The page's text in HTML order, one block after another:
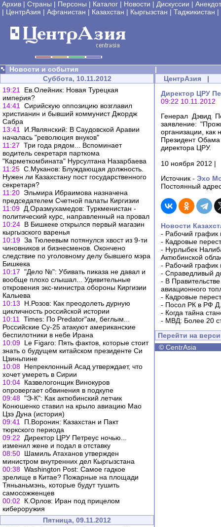
Архив | Страны | Персоны | Каталог | Новости | Дискуссии |
| ЦентрАзия | Афганистан | Казахстан | Кыргызстан | Таджикистан |
Новости и события
|
Суббота, 10.11.2012
19:21
Ев.Олейник: Новая Турецкая
империя?
14:41
Сирийскую оппозицию возглавил
христианин и бывший коммунист Джордж
Сабра
13:41
И.Являнский: В Саудовской Аравии
началась "революция внуков"
11:27 Три года рядом... Вспоминает
водитель секретаря парткома
"Карметкомбината" Нурсултана Назарбаева
11:25 С.Муканов: Блуждающая должность.
Нужен ли Казахстану пост государственного
секретаря?
11:20 Эльмира Ибраимова назначена
председателем Счетной палаты Киргизии
11:09 Д.Оразмухамедов: Туркменистан -
политический курс, направленный на провал
10:24 В Бишкеке открылся первый магазин
кыргызского варенья
10:19 За Тюлеевым потянулся хвост из 9-ти
чиновников и бизнесменов. Окончено
следствие по уголовному делу бывшего мэра
Бишкека
10:17 "Дело №": Убивать пиказа не давал и
вообще плохо слышал... Удивительные
откровения экс-министра обороны Киргизии
Калыева
10:13
Н.Розов: Как преодолеть дурную
цикличность российской истории
10:11
Times: По Predator"ам, беглым...
Российские Су-25 атакуют американские
беспилотники в небе Ирана
10:09 Le Figaro: Пять фактов, которые стоит
знать о будущем китайском президенте Си
Цзиньпине
10:08 Непреклонный Асад утверждает, что
хочет умереть в Сирии
10:04 Казвелогонщик Винокуров
опровергает обвинения в подкупе
09:48 "Э-К": Как актюбинский летчик
Конюшенко ставил на крыло авиацию Мао
Цзэ Дуна (история)
09:41
П.Воронин: Казахстан и Пакт
тюркского периода
09:22
Директор ЦРУ Петреус ночью...
изменил жене и подал в отставку
08:50 Шамиль Атаханов утвержден
министром внутренних дел Кыргызстана
00:38 Washington Post: Самое гадкое
зрелище в Китае? Пожарные на площади
Тяньаньмэнь, которые будут тушить
самосожженцев
00:02
К.Орлов: Иран под прицелом
кибероружия
Пятница, 09.11.2012
ЦентрАзия |
Директор ЦРУ
09:22 10.11.2012
Генерал Дэвид
заявление:
организации, как
Президент Обама
директора ЦРУ.
10 ноября 2012 |
Источник - Эхо
Постоянный
Новости
- Рабочий график
- Кадровые
- Нурлыбек
Актюбинской
- Рабочий график
- Справедливый
- В
авиационного
- Кадровые
- Посол РК в РФ
- Когда тайна
- МВД: Более 20
Перейти на
© CentrAsia